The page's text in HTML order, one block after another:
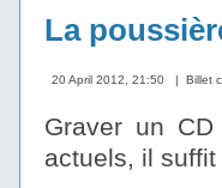
La
20 April 2012, 21:50 | Billet
Graver un
actuels, il